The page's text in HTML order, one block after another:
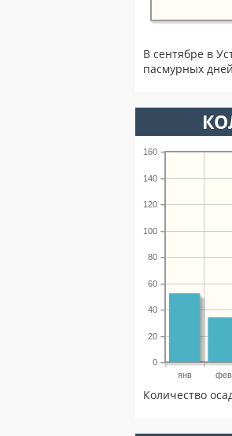
В сентябре в
пасмурных
янв фев
0
20
40
60
80
100
120
140
160
Количество